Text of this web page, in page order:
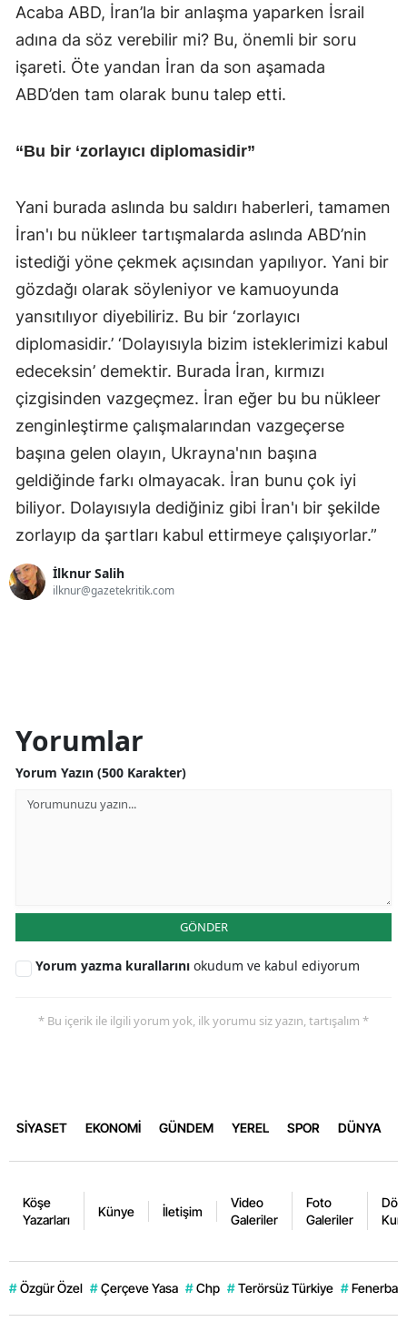
Acaba ABD, İran’la bir anlaşma yaparken İsrail
adına da söz verebilir mi? Bu, önemli bir soru
işareti. Öte yandan İran da son aşamada
ABD’den tam olarak bunu talep etti.
“Bu bir ‘zorlayıcı diplomasidir”
Yani burada aslında bu saldırı haberleri, tamamen
İran'ı bu nükleer tartışmalarda aslında ABD’nin
istediği yöne çekmek açısından yapılıyor. Yani bir
gözdağı olarak söyleniyor ve kamuoyunda
yansıtılıyor diyebiliriz. Bu bir ‘zorlayıcı
diplomasidir.’ ‘Dolayısıyla bizim isteklerimizi kabul
edeceksin’ demektir. Burada İran, kırmızı
çizgisinden vazgeçmez. İran eğer bu bu nükleer
zenginleştirme çalışmalarından vazgeçerse
başına gelen olayın, Ukrayna'nın başına
geldiğinde farkı olmayacak. İran bunu çok iyi
biliyor. Dolayısıyla dediğiniz gibi İran'ı bir şekilde
zorlayıp da şartları kabul ettirmeye çalışıyorlar.”
İlknur Salih
ilknur@gazetekritik.com
Yorumlar
Yorum Yazın (500 Karakter)
GÖNDER
Yorum yazma kurallarını okudum ve kabul ediyorum
* Bu içerik ile ilgili yorum yok, ilk yorumu siz yazın, tartışalım *
SİYASET EKONOMİ GÜNDEM YEREL SPOR DÜNYA
Köşe
Yazarları
Künye İletişim
Video
Galeriler
Foto
Galeriler
# Özgür Özel # Çerçeve Yasa # Chp # Terörsüz Türkiye #